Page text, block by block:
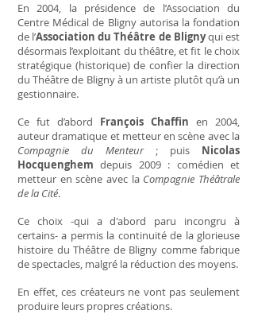
En 2004, la présidence de l’Association du
Centre Médical de Bligny autorisa la fondation
de l’Association du Théâtre de Blignyqui est
désormais l’exploitant du théâtre, et fit le choix
stratégique (historique) de confier la direction
du Théâtre de Bligny à un artiste plutôt qu’à un
gestionnaire.
Ce fut d’abord François Chaffin en 2004,
auteur dramatique et metteur en scène avec la
Compagnie du Menteur; puis Nicolas
Hocquenghem depuis 2009 : comédien et
metteur en scène avec la Compagnie Théâtrale
de la Cité.
Ce choix -qui a d'abord paru incongru à
certains- a permis la continuité de la glorieuse
histoire du Théâtre de Bligny comme fabrique
de spectacles, malgré la réduction des moyens.
En effet, ces créateurs ne vont pas seulement
produire leurs propres créations.